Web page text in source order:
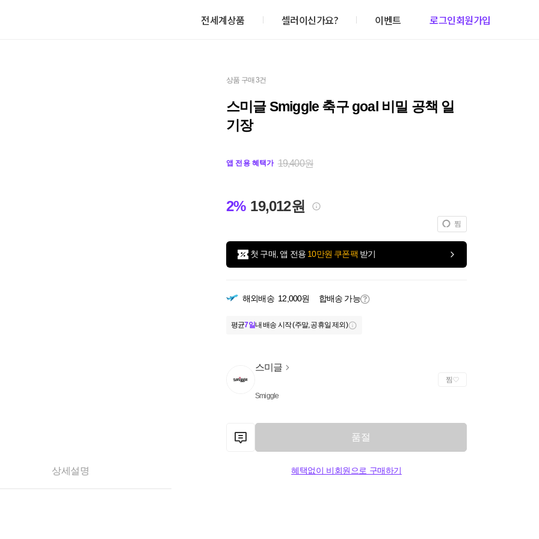
전세계상품 셀러이신가요? 이벤트 로그인회원가입
상품 구매 3건
스미글 Smiggle 축구 goal 비밀 공책 일
기장
앱 전용 혜택가 19,400원
2% 19,012원
찜
첫 구매, 앱 전용 10만원 쿠폰팩 받기
해외배송 12,000원 합배송 가능
평균7일내 배송 시작 (주말, 공휴일 제외)
스미글
Smiggle
찜
품절
혜택없이 비회원으로 구매하기
상세설명